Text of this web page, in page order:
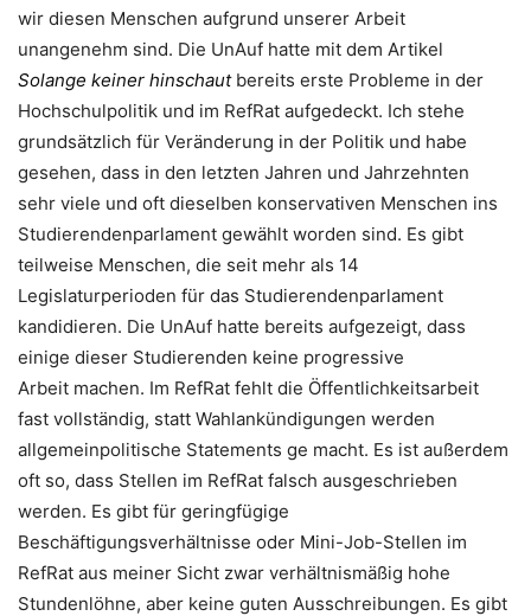
wir diesen Menschen aufgrund unserer Arbeit
unangenehm sind. Die UnAuf hatte mit dem Artikel
Solange keiner hinschautbereits erste Probleme in der
Hochschulpolitik und im RefRat aufgedeckt. Ich stehe
grundsätzlich für Veränderung in der Politik und habe
gesehen, dass in den letzten Jahren und Jahrzehnten
sehr viele und oft dieselben konservativen Menschen ins
Studierendenparlament gewählt worden sind. Es gibt
teilweise Menschen, die seit mehr als 14
Legislaturperioden für das Studierendenparlament
kandidieren. Die UnAuf hatte bereits aufgezeigt, dass
einige dieser Studierenden keine progressive
Arbeit machen. Im RefRat fehlt die Öffentlichkeitsarbeit
fast vollständig, statt Wahlankündigungen werden
allgemeinpolitische Statements ge macht. Es ist außerdem
oft so, dass Stellen im RefRat falsch ausgeschrieben
werden. Es gibt für geringfügige
Beschäftigungsverhältnisse oder Mini-Job-Stellen im
RefRat aus meiner Sicht zwar verhältnismäßig hohe
Stundenlöhne, aber keine guten Ausschreibungen. Es gibt